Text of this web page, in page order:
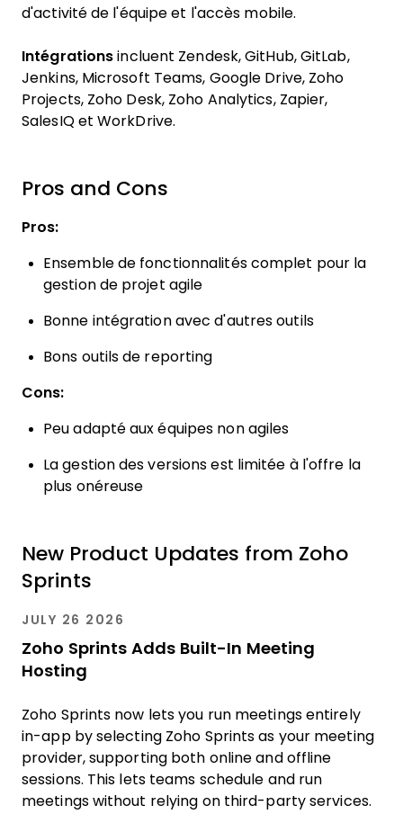
d'activité de l'équipe et l'accès mobile.
Intégrations incluent Zendesk, GitHub, GitLab,
Jenkins, Microsoft Teams, Google Drive, Zoho
Projects, Zoho Desk, Zoho Analytics, Zapier,
SalesIQ et WorkDrive.
Pros and Cons
Pros:
Ensemble de fonctionnalités complet pour la
gestion de projet agile
Bonne intégration avec d'autres outils
Bons outils de reporting
Cons:
Peu adapté aux équipes non agiles
La gestion des versions est limitée à l'offre la
plus onéreuse
New Product Updates from Zoho
Sprints
JULY 26 2026
Zoho Sprints Adds Built-In Meeting
Hosting
Zoho Sprints now lets you run meetings entirely
in-app by selecting Zoho Sprints as your meeting
provider, supporting both online and offline
sessions. This lets teams schedule and run
meetings without relying on third-party services.